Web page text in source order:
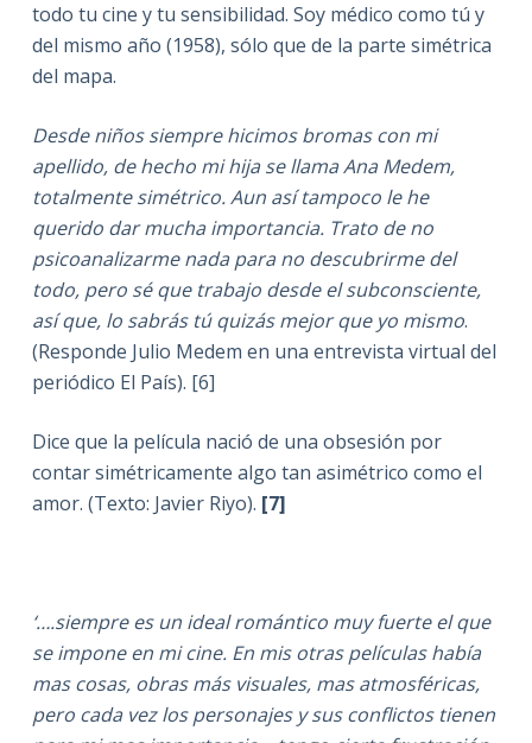
todo tu cine y tu sensibilidad. Soy médico como tú y
del mismo año (1958), sólo que de la parte simétrica
del mapa.
Desde niños siempre hicimos bromas con mi
apellido, de hecho mi hija se llama Ana Medem,
totalmente simétrico. Aun así tampoco le he
querido dar mucha importancia. Trato de no
psicoanalizarme nada para no descubrirme del
todo, pero sé que trabajo desde el subconsciente,
así que, lo sabrás tú quizás mejor que yo mismo.
(Responde Julio Medem en una entrevista virtual del
periódico El País). [6]
Dice que la película nació de una obsesión por
contar simétricamente algo tan asimétrico como el
amor. (Texto: Javier Riyo). [7]
‘….siempre es un ideal romántico muy fuerte el que
se impone en mi cine. En mis otras películas había
mas cosas, obras más visuales, mas atmosféricas,
pero cada vez los personajes y sus conflictos tienen